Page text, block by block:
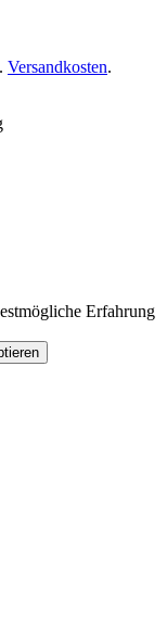
Versandkosten.
Erfahrung